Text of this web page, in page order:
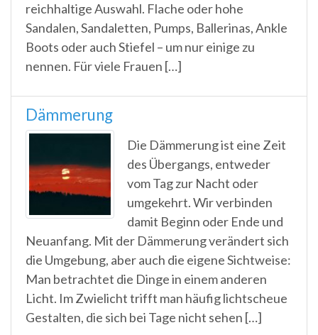
reichhaltige Auswahl. Flache oder hohe
Sandalen, Sandaletten, Pumps, Ballerinas, Ankle
Boots oder auch Stiefel – um nur einige zu
nennen. Für viele Frauen […]
Dämmerung
Die Dämmerung ist eine Zeit
des Übergangs, entweder
vom Tag zur Nacht oder
umgekehrt. Wir verbinden
damit Beginn oder Ende und
Neuanfang. Mit der Dämmerung verändert sich
die Umgebung, aber auch die eigene Sichtweise:
Man betrachtet die Dinge in einem anderen
Licht. Im Zwielicht trifft man häufig lichtscheue
Gestalten, die sich bei Tage nicht sehen […]